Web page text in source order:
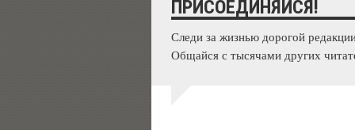
ПРИСОЕДИНЯЙСЯ!
Следи за жизнью дорогой
Общайся с тысячами других